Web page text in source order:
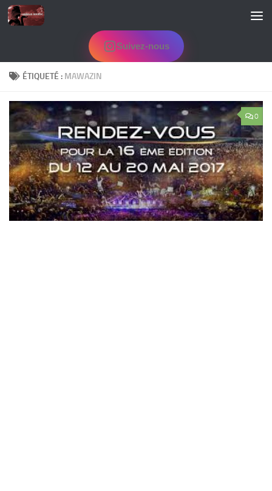
Skip to content
Suivez-nous
ÉTIQUETÉ : MAWAZIN
0